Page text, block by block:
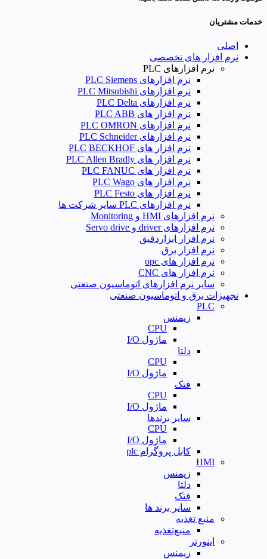
خدمات مشتریان
اصلی
نرم افزار های تخصصی
نرم افزارهای PLC
نرم افزارهای PLC Siemens
نرم افزارهای PLC Mitsubishi
نرم‌ افزارهای PLC Delta
نرم افزار های PLC ABB
نرم افزارهای PLC OMRON
نرم افزارهای PLC Schneider
نرم افزار های PLC BECKHOF
نرم افزار های PLC Allen Bradly
نرم افزار های PLC FANUC
نرم افزار های PLC Wago
نرم افزار های PLC Festo
نرم افزارهای PLC سایر شرکت ها
نرم افزارهای HMI و Monitoring
نرم افزارهای driver و Servo drive
نرم افزار ابزاردقیق
نرم افزار برق
نرم افزار های opc
نرم افزار های CNC
سایر نرم افزارهای اتوماسیون صنعتی
تجهیزات برق و اتوماسیون صنعتی
PLC
زیمنس
CPU
ماژول I/O
دلتا
CPU
ماژول I/O
فتک
CPU
ماژول I/O
سایر برندها
CPU
ماژول I/O
کابل پروگرام plc
HMI
زیمنس
دلتا
فتک
سایر برند ها
منبع تغذیه
منبع‌تغذیه
اینورتر
زیمنس